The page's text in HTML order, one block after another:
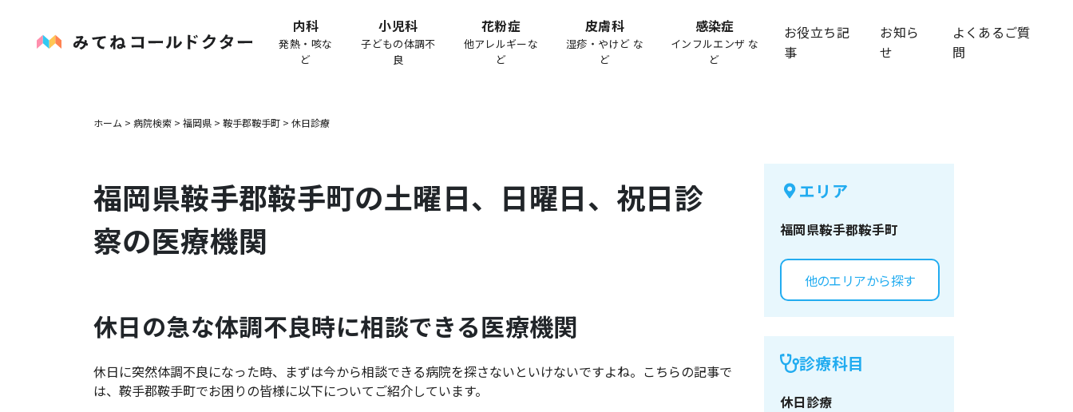
内科
発熱・咳な
ど
小児科
子どもの体調不
良
花粉症
他アレルギーな
ど
皮膚科
湿疹・やけど な
ど
感染症
インフルエンザ な
ど
お役立ち記
事
お知ら
せ
よくあるご質
問
ホーム > 病院検索 > 福岡県 > 鞍手郡鞍手町 > 休日診療
福岡県鞍手郡鞍手町の土曜日、日曜日、祝日診
察の医療機関
休日の急な体調不良時に相談できる医療機関
休日に突然体調不良になった時、まずは今から相談できる病院を探さないといけないですよね。こちらの記事で
は、 鞍手郡鞍手町でお困りの皆様に以下についてご紹介しています。
エリア
福岡県鞍手郡鞍手町
他のエリアから探す
診療科目
休日診療